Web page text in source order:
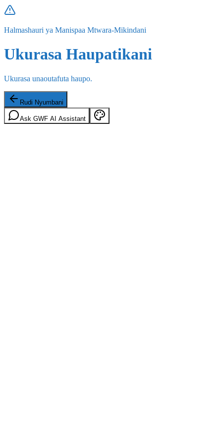
Halmashauri ya Manispaa Mtwara-Mikindani
Ukurasa Haupatikani
Ukurasa unaoutafuta haupo.
Rudi Nyumbani
Ask GWF AI Assistant